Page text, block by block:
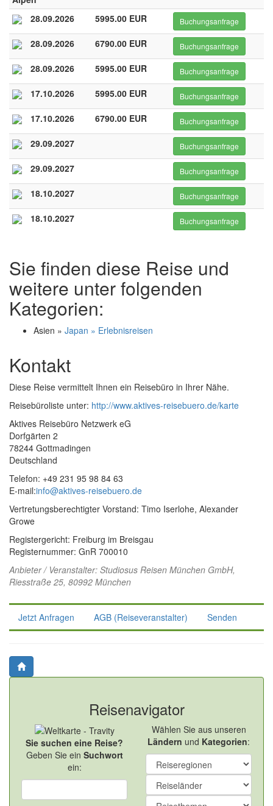
28.09.2026
5995.00 EUR Buchungsanfrage
28.09.2026 6790.00 EUR Buchungsanfrage
28.09.2026 5995.00 EUR Buchungsanfrage
17.10.2026 5995.00 EUR Buchungsanfrage
17.10.2026 6790.00 EUR Buchungsanfrage
29.09.2027 Buchungsanfrage
29.09.2027 Buchungsanfrage
18.10.2027 Buchungsanfrage
18.10.2027 Buchungsanfrage
Sie finden diese Reise und
weitere unter folgenden
Kategorien:
Asien » Japan » Erlebnisreisen
Kontakt
Diese Reise vermittelt Ihnen ein Reisebüro in Ihrer Nähe.
Reisebüroliste unter: http://www.aktives-reisebuero.de/karte
Aktives Reisebüro Netzwerk eG
Dorfgärten 2
78244 Gottmadingen
Deutschland
Telefon: +49 231 95 98 84 63
E-mail:info@aktives-reisebuero.de
Vertretungsberechtigter Vorstand: Timo Iserlohe, Alexander
Growe
Registergericht: Freiburg im Breisgau
Registernummer: GnR 700010
Anbieter / Veranstalter: Studiosus Reisen München GmbH,
Riesstraße 25, 80992 München
Jetzt Anfragen AGB (Reiseveranstalter) Senden
Reisenavigator
Sie suchen eine Reise?
Geben Sie ein Suchwort
ein:
Wählen Sie aus unseren
Ländern und Kategorien: